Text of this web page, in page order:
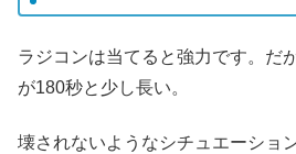
ラジコンは当てると強力です。だ
が180秒と少し長い。
壊されないようなシチュエーショ